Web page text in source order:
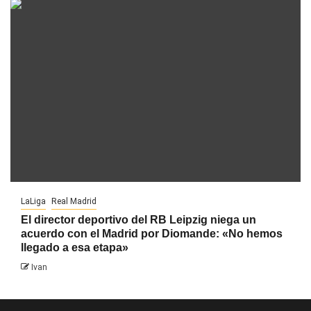
LaLiga Real Madrid
El director deportivo del RB Leipzig niega un
acuerdo con el Madrid por Diomande: «No hemos
llegado a esa etapa»
Ivan